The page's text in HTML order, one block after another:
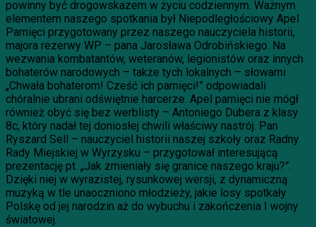
powinny być drogowskazem w życiu codziennym. Ważnym
elementem naszego spotkania był Niepodległościowy Apel
Pamięci przygotowany przez naszego nauczyciela historii,
majora rezerwy WP – pana Jarosława Odrobińskiego. Na
wezwania kombatantów, weteranów, legionistów oraz innych
bohaterów narodowych – także tych lokalnych – słowami
„Chwała bohaterom! Cześć ich pamięci!” odpowiadali
chóralnie ubrani odświętnie harcerze. Apel pamięci nie mógł
również obyć się bez werblisty – Antoniego Dubera z klasy
8c, który nadał tej doniosłej chwili właściwy nastrój. Pan
Ryszard Sell – nauczyciel historii naszej szkoły oraz Radny
Rady Miejskiej w Wyrzysku – przygotował interesującą
prezentację pt. „Jak zmieniały się granice naszego kraju?”.
Dzięki niej w wyrazistej, rysunkowej wersji, z dynamiczną
muzyką w tle unaoczniono młodzieży, jakie losy spotkały
Polskę od jej narodzin aż do wybuchu i zakończenia I wojny
światowej.